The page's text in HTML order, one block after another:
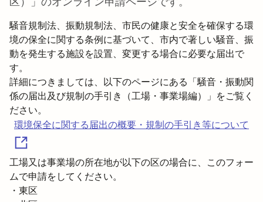
騒音規制法、振動規制法、市民の健康と安全を確保する環
境の保全に関する条例に基づいて、市内で著しい騒音、振
動を発生する施設を設置、変更する場合に必要な届出で
す。
詳細につきましては、以下のページにある「騒音・振動関
係の届出及び規制の手引き（工場・事業場編）」をご覧く
環境保全に関する届出の概要・規制の手引き等について
工場又は事業場の所在地が以下の区の場合に、このフォー
ムで申請をしてください。
・東区